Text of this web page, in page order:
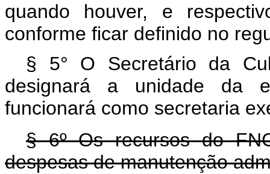
quando houver, e
conforme ficar definido no
§ 5° O Secretário da
designará a unidade da
funcionará como secretaria
§ 6º Os recursos do
despesas de manutenção